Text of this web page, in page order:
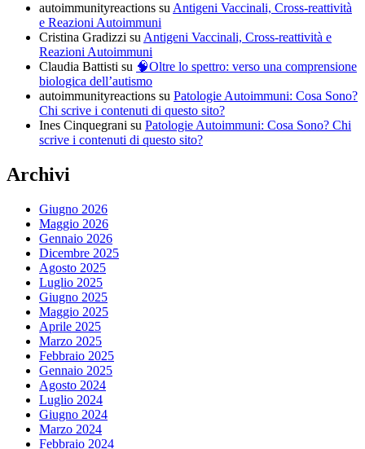
autoimmunityreactions su Antigeni Vaccinali, Cross-reattività
e Reazioni Autoimmuni
Cristina Gradizzi su Antigeni Vaccinali, Cross-reattività e
Reazioni Autoimmuni
Claudia Battisti su 🧠Oltre lo spettro: verso una comprensione
biologica dell’autismo
autoimmunityreactions su Patologie Autoimmuni: Cosa Sono?
Chi scrive i contenuti di questo sito?
Ines Cinquegrani su Patologie Autoimmuni: Cosa Sono? Chi
scrive i contenuti di questo sito?
Archivi
Giugno 2026
Maggio 2026
Gennaio 2026
Dicembre 2025
Agosto 2025
Luglio 2025
Giugno 2025
Maggio 2025
Aprile 2025
Marzo 2025
Febbraio 2025
Gennaio 2025
Agosto 2024
Luglio 2024
Giugno 2024
Marzo 2024
Febbraio 2024